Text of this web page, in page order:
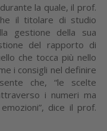
la quale, il prof.
il titolare di studio
gestione della sua
del rapporto di
che tocca più nello
i consigli nel definire
che, “le scelte
i numeri ma
dice il prof.